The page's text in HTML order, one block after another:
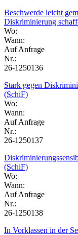
Beschwerde leicht
Diskriminierung
Wo:
Wann:
Auf Anfrage
Nr.:
26-1250136
Stark gegen
(SchiF)
Wo:
Wann:
Auf Anfrage
Nr.:
26-1250137
(SchiF)
Wo:
Wann:
Auf Anfrage
Nr.:
26-1250138
In Vorklassen in der